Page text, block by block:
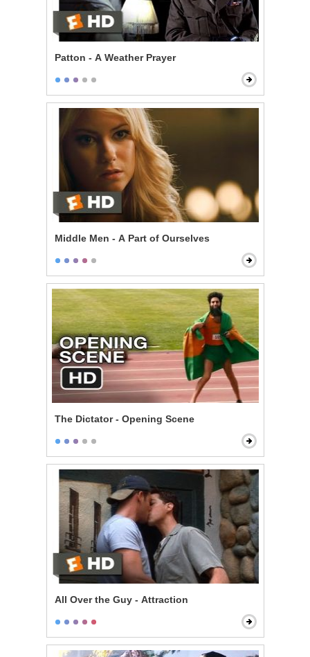
Patton - A Weather Prayer
Middle Men - A Part of Ourselves
The Dictator - Opening Scene
All Over the Guy - Attraction